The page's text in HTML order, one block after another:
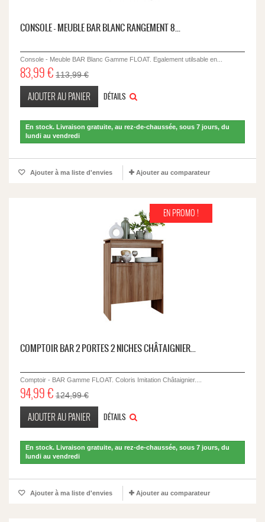
CONSOLE - MEUBLE BAR BLANC RANGEMENT 8...
Console - Meuble BAR Blanc Gamme FLOAT. Egalement utilsable en...
83,99 € 113,99 €
AJOUTER AU PANIER DÉTAILS
En stock. Livraison gratuite, au rez-de-chaussée, sous 7 jours, du
lundi au vendredi
Ajouter à ma liste d'envies Ajouter au comparateur
EN PROMO !
COMPTOIR BAR 2 PORTES 2 NICHES CHÂTAIGNIER...
Comptoir - BAR Gamme FLOAT. Coloris Imitation Châtaignier....
94,99 € 124,99 €
AJOUTER AU PANIER DÉTAILS
En stock. Livraison gratuite, au rez-de-chaussée, sous 7 jours, du
lundi au vendredi
Ajouter à ma liste d'envies Ajouter au comparateur